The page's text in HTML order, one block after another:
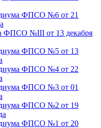
ФПСО №6 от 21
ФПСО №III от 13 декабря
ФПСО №5 от 13
ФПСО №4 от 22
ФПСО №3 от 01
ФПСО №2 от 19
ФПСО №1 от 20